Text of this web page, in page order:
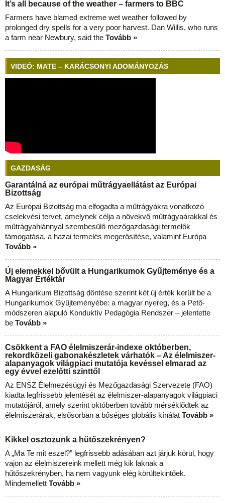
It’s all because of the weather – farmers to BBC
Farmers have blamed extreme wet weather followed by
prolonged dry spells for a very poor harvest. Dan Willis, who runs
a farm near Newbury, said the Tovább »
VIDEÓ: MATE – KARÁCSONYI ADOMÁNYOZÁS
GAZDASÁG
Garantálná az európai műtrágyaellátást az Európai
Bizottság
Az Európai Bizottság ma elfogadta a műtrágyákra vonatkozó
cselekvési tervet, amelynek célja a növekvő műtrágyaárakkal és
műtrágyahiánnyal szembesülő mezőgazdasági termelők
támogatása, a hazai termelés megerősítése, valamint Európa
Tovább »
Új elemekkel bővült a Hungarikumok Gyűjteménye és a
Magyar Értéktár
A Hungarikum Bizottság döntése szerint két új érték került be a
Hungarikumok Gyűjteményébe: a magyar nyereg, és a Pető-
módszeren alapuló Konduktív Pedagógia Rendszer – jelentette
be Tovább »
Csökkent a FAO élelmiszerár-indexe októberben,
rekordközeli gabonakészletek várhatók – Az élelmiszer-
alapanyagok világpiaci mutatója kevéssel elmarad az
egy évvel ezelőtti szinttől
Az ENSZ Élelmezésügyi és Mezőgazdasági Szervezete (FAO)
kiadta legfrissebb jelentését az élelmiszer-alapanyagok világpiaci
mutatójáról, amely szerint októberben tovább mérséklődtek az
élelmiszerárak, elsősorban a bőséges globális kínálat Tovább »
Kikkel osztozunk a hűtőszekrényen?
A „Ma Te mit eszel?” legfrissebb adásában azt járjuk körül, hogy
vajon az élelmiszereink mellett még kik laknak a
hűtőszekrényben, ha nem vagyunk elég körültekintőek.
Mindemellett Tovább »